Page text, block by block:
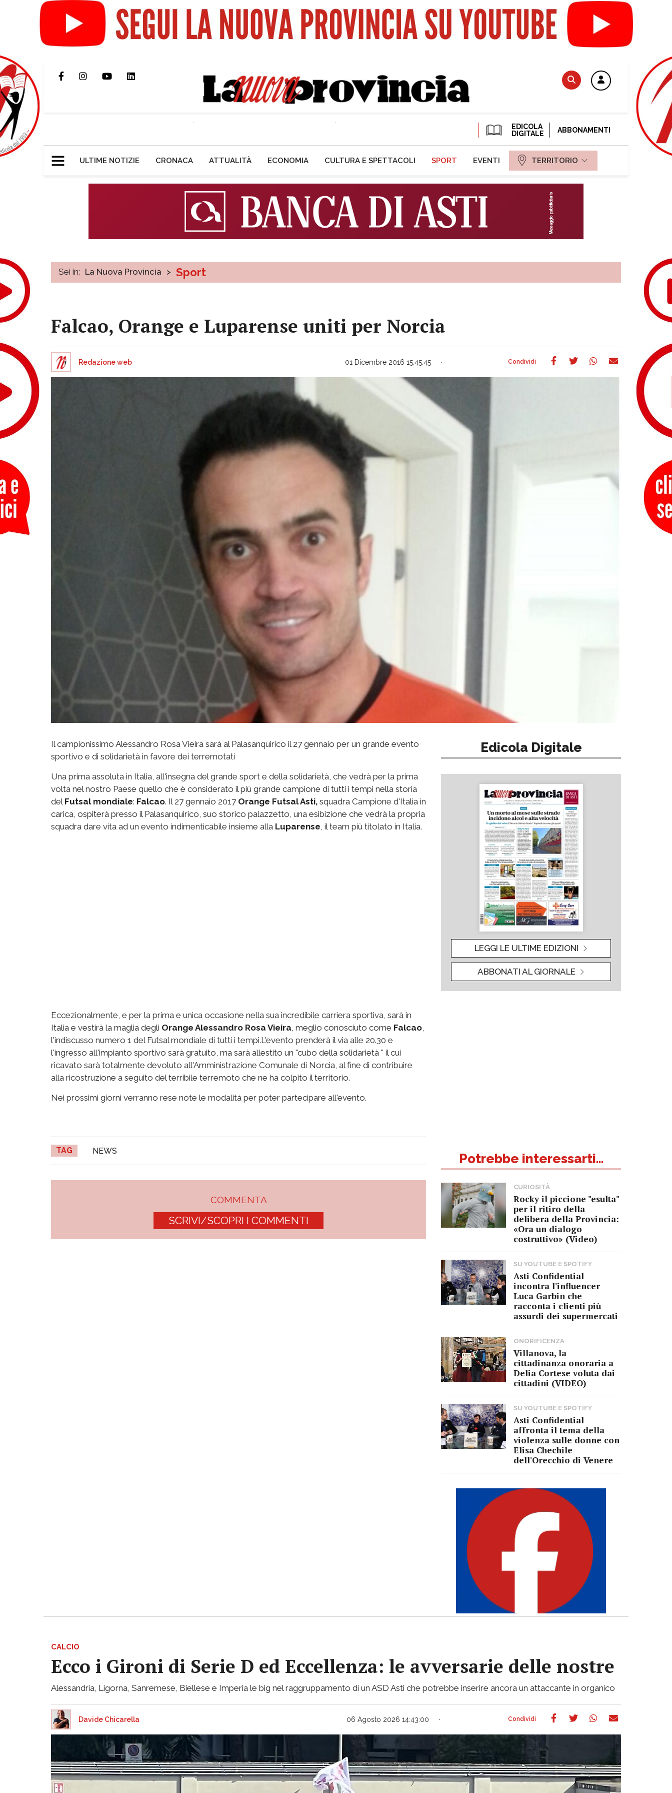
EDICOLA
DIGITALE
ABBONAMENTI
ULTIME NOTIZIE CRONACA ATTUALITÀ ECONOMIA CULTURA E SPETTACOLI SPORT EVENTI TERRITORIO
Sei in: La Nuova Provincia > Sport
Falcao, Orange e Luparense uniti per Norcia
Redazione web 01 Dicembre 2016 15:45:45
Il campionissimo Alessandro Rosa Vieira sarà al Palasanquirico il 27 gennaio per un grande evento
sportivo e di solidarietà in favore dei terremotati
Una prima assoluta in Italia, all'insegna del grande sport e della solidarietà, che vedrà per la prima
volta nel nostro Paese quello che è considerato il più grande campione di tutti i tempi nella storia
del Futsal mondiale: Falcao. Il 27 gennaio 2017Orange Futsal Asti, squadra Campione d'Italia in
carica, ospiterà presso il Palasanquirico, suo storico palazzetto, una esibizione che vedrà la propria
squadra dare vita ad un evento indimenticabile insieme alla Luparense , il team più titolato in Italia.
Eccezionalmente, e per la prima e unica occasione nella sua incredibile carriera sportiva, sarà in
Italia e vestirà la maglia degli Orange Alessandro Rosa Vieira , meglio conosciuto come Falcao
l'indiscusso numero 1 del Futsal mondiale di tutti i tempi.L'evento prenderà il via alle 20.30 e
l'ingresso all'impianto sportivo sarà gratuito, ma sarà allestito un "cubo della solidarietà " il cui
ricavato sarà totalmente devoluto all'Amministrazione Comunale di Norcia, al fine di contribuire
alla ricostruzione a seguito del terribile terremoto che ne ha colpito il territorio.
Nei prossimi giorni verranno rese note le modalità per poter partecipare all'evento.
TAG NEWS
COMMENTA
SCRIVI/SCOPRI I COMMENTI
Edicola Digitale
LEGGI LE ULTIME EDIZIONI
ABBONATI AL GIORNALE
Potrebbe interessarti...
CURIOSITÀ
Rocky il piccione "esulta"
per il ritiro della
delibera della Provincia:
«Ora un dialogo
costruttivo» (Video)
SU YOUTUBE E SPOTIFY
Asti Confidential
incontra l'influencer
Luca Garbin che
racconta i clienti più
assurdi dei supermercati
ONORIFICENZA
Villanova, la
cittadinanza onoraria a
Delia Cortese voluta dai
cittadini (VIDEO)
SU YOUTUBE E SPOTIFY
Asti Confidential
affronta il tema della
violenza sulle donne con
Elisa Chechile
dell'Orecchio di Venere
CALCIO
Ecco i Gironi di Serie D ed Eccellenza: le avversarie delle nostre
Alessandria, Ligorna, Sanremese, Biellese e Imperia le big nel raggruppamento di un ASD Asti che potrebbe inserire ancora un attaccante in organico
Davide Chicarella 06 Agosto 2026 14:43:00